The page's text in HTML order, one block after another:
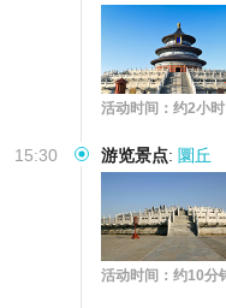
活动时间：约2小时
15:30 游览景点: 圜丘
活动时间：约10分